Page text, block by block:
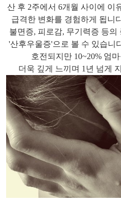
산 후 2주에서 6개월 사이에 이
급격한 변화를 경험하게 됩니
불면증, 피로감, 무기력증 등의
'산후우울증'으로 볼 수 있습니
호전되지만 10~20% 엄
더욱 깊게 느끼며 1년 넘게